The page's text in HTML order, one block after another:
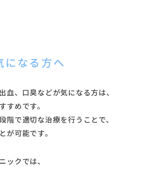
になる方へ
血、口臭などが気になる方は、
すめです。
階で適切な治療を行うことで、
が可能です。
ックでは、